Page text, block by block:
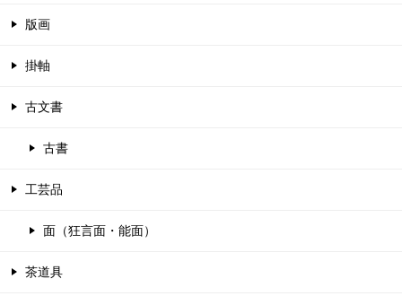
版画
掛軸
古文書
古書
工芸品
面（狂言面・能面）
茶道具